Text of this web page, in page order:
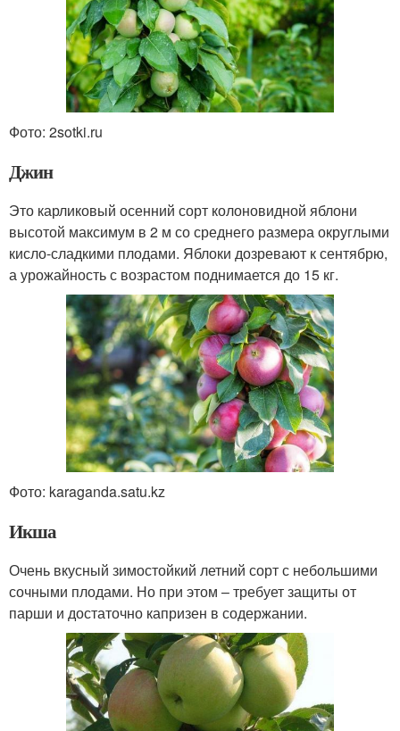
Фото: 2sotki.ru
Джин
Это карликовый осенний сорт колоновидной яблони
высотой максимум в 2 м со среднего размера округлыми
кисло-сладкими плодами. Яблоки дозревают к сентябрю,
а урожайность с возрастом поднимается до 15 кг.
Фото: karaganda.satu.kz
Икша
Очень вкусный зимостойкий летний сорт с небольшими
сочными плодами. Но при этом – требует защиты от
парши и достаточно капризен в содержании.